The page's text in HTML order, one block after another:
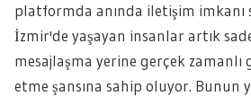
platformda anında iletişim imkanı
İzmir'de yaşayan insanlar artık
mesajlaşma yerine gerçek
etme şansına sahip oluyor. Bunun